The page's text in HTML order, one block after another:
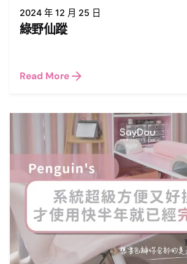
2024 年 12 月 25 日
綠野仙蹤
Read More